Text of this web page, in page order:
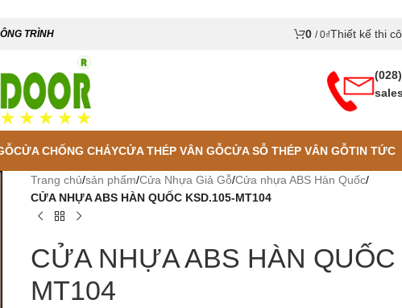
TRÌNH 0 / 0₫Thiết kế thi
CỬA CHỐNG CHÁYCỬA THÉP VÂN GỖCỬA SỖ THÉP VÂN GỖTIN TỨC
Trang chủ/sản phẩm/Cửa Nhựa Giả Gỗ/Cửa nhựa ABS Hàn Quốc/
CỬA NHỰA ABS HÀN QUỐC KSD.105-MT104
CỬA NHỰA ABS HÀN
MT104